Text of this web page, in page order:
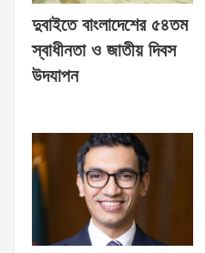
দুবাইতে বাংলাদেশের ৫৪তম
স্বাধীনতা ও জাতীয় দিবস
উদযাপন